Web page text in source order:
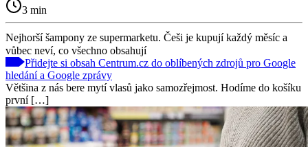
3 min
Nejhorší šampony ze supermarketu. Češi je kupují každý měsíc a
vůbec neví, co všechno obsahují
Přidejte si obsah Centrum.cz do oblíbených zdrojů pro Google
hledání a Google zprávy
Většina z nás bere mytí vlasů jako samozřejmost. Hodíme do košíku
první […]